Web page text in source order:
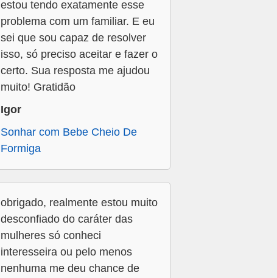
estou tendo exatamente esse
problema com um familiar. E eu
sei que sou capaz de resolver
isso, só preciso aceitar e fazer o
certo. Sua resposta me ajudou
muito! Gratidão
Igor
Sonhar com Bebe Cheio De
Formiga
obrigado, realmente estou muito
desconfiado do caráter das
mulheres só conheci
interesseira ou pelo menos
nenhuma me deu chance de